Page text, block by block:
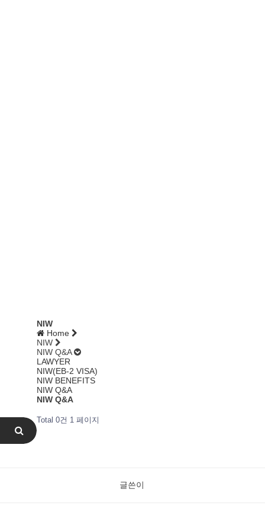
NIW
Home
NIW
NIW Q&A
LAWYER
NIW(EB-2 VISA)
NIW BENEFITS
NIW Q&A
NIW Q&A
Total 0건 1 페이지
글쓴이